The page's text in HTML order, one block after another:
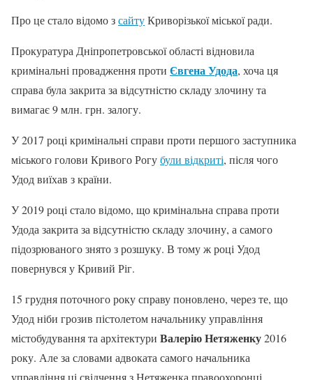
Про це стало відомо зсайтуКриворізької міської ради.
Прокуратура Дніпропетровської області відновила
кримінальні провадження проти Євгена Удода, хоча ця
справа була закрита за відсутністю складу злочину та
вимагає 9 млн. грн. залогу.
У 2017 році кримінальні справи проти першого заступника
міського голови Кривого Рогубули відкриті, після чого
Удод виїхав з країни.
У 2019 році стало відомо, що кримінальна справа проти
Удода закрита за відсутністю складу злочину, а самого
підозрюваного знято з розшуку. В тому ж році Удод
повернувся у Кривий Ріг.
15 грудня поточного року справу поновлено, через те, що
Удод ніби грозив пістолетом начальнику управління
містобудування та архітектури Валерію Нетяженку2016
року. Але за словами адвоката самого начальника
управління ці свідчення з Нетяженка правоохоронці